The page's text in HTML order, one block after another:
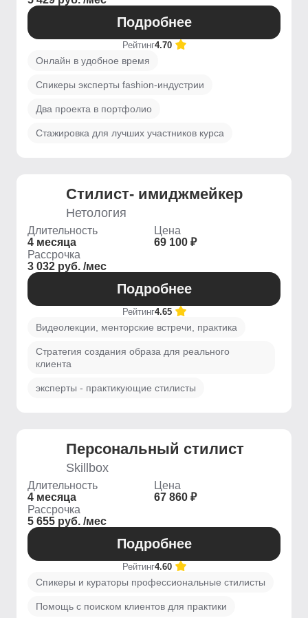
Подробнее
Рейтинг4.70
Онлайн в удобное время
Спикеры эксперты fashion-индустрии
Два проекта в портфолио
Стажировка для лучших участников курса
Стилист- имиджмейкер
Нетология
Длительность
4 месяца
Цена
69 100 ₽
Рассрочка
3 032 руб. /мес
Подробнее
Рейтинг4.65
Видеолекции, менторские встречи, практика
Стратегия создания образа для реального
клиента
эксперты - практикующие стилисты
Персональный стилист
Skillbox
Длительность
4 месяца
Цена
67 860 ₽
Рассрочка
5 655 руб. /мес
Подробнее
Рейтинг4.60
Спикеры и кураторы профессиональные стилисты
Помощь с поиском клиентов для практики